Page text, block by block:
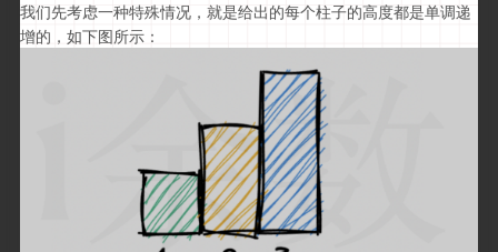
我们先考虑一种特殊情况，就是给出的每个柱子的高度都是单调递
增的，如下图所示：